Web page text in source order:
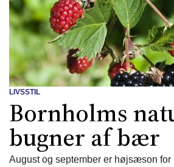
LIVSSTIL
Bornholms
bugner af bær
August og september er højsæson